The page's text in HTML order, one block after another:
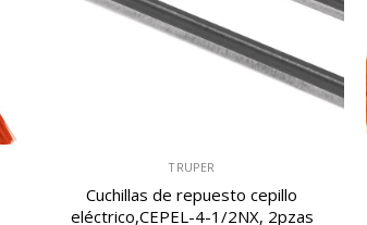
TRUPER
Cuchillas de repuesto cepillo
eléctrico,CEPEL-4-1/2NX, 2pzas